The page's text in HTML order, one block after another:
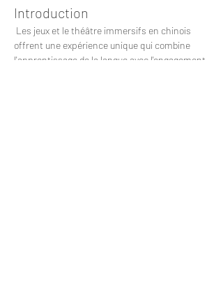
Introduction
offrent une expérience unique qui combine
l'apprentissage de la langue avec l'engagement